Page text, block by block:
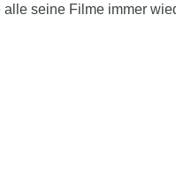
alle seine Filme immer